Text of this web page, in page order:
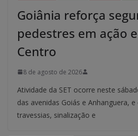
Goiânia reforça
pedestres em ação
Centro
8 de agosto de 2026
Atividade da SET ocorre neste
das avenidas Goiás e Anhanguera,
travessias, sinalização e